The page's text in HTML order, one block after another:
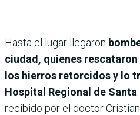
Hasta el lugar llegaron
ciudad, quienes
los hierros retorcidos y lo
Hospital Regional de Santa
recibido por el doctor